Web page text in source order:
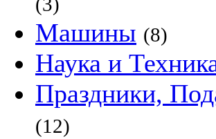
Машины (8)
Наука и
Праздники,
(12)